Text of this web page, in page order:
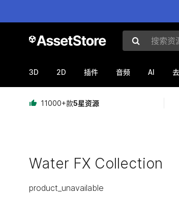
搜索资源
3D 2D 插件 音频 AI
11000+款5星资源
Water FX Collection
product_unavailable